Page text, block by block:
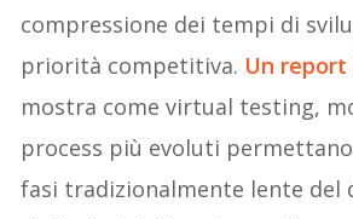
compressione dei tempi di
priorità competitiva. Un report
mostra come virtual testing,
process più evoluti
fasi tradizionalmente lente del